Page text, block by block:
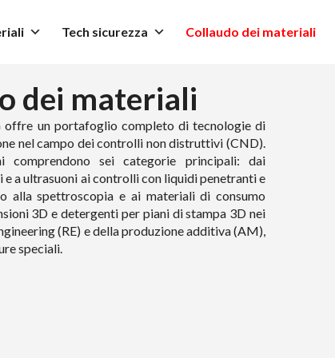
Tech sicurezza Collaudo dei materiali
dei materiali
offre un portafoglio completo di tecnologie di
nel campo dei controlli non distruttivi (CND).
comprendono sei categorie principali: dai
a ultrasuoni ai controlli con liquidi penetranti e
alla spettroscopia e ai materiali di consumo
3D e detergenti per piani di stampa 3D nei
(RE) e della produzione additiva (AM),
speciali.